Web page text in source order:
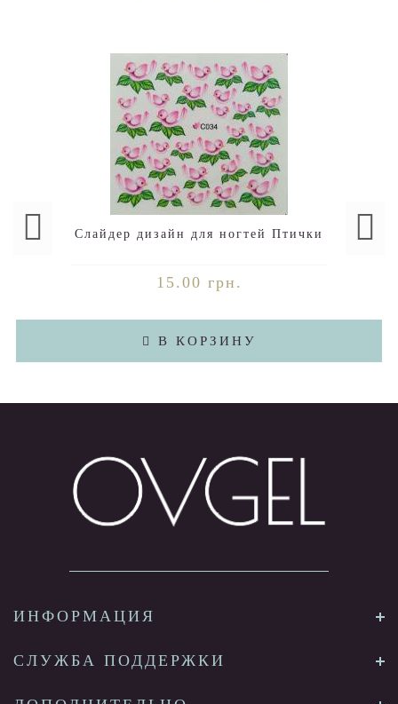
Слайдер дизайн для ногтей Птички
15.00 грн.
В КОРЗИНУ
ИНФОРМАЦИЯ
СЛУЖБА ПОДДЕРЖКИ